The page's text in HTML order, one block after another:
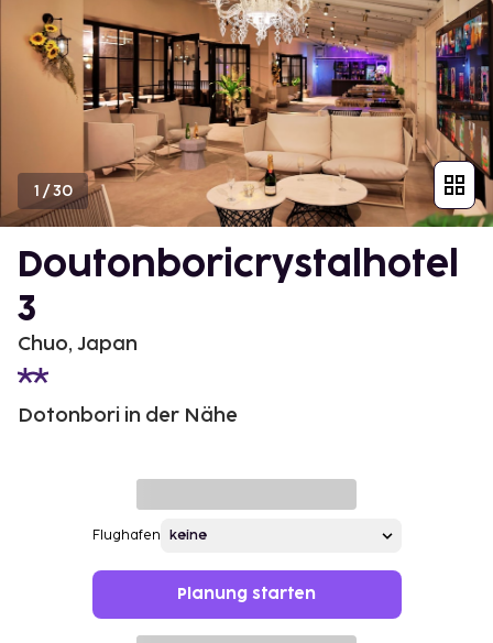
1 /30
Doutonboricrystalhotel
3
Chuo, Japan
Dotonbori in der Nähe
Flughafen
Planung starten